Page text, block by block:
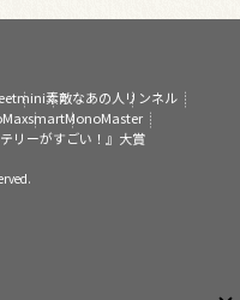
mini素敵なあの人 リンネル
smartMonoMaster
リーがすごい！』大賞